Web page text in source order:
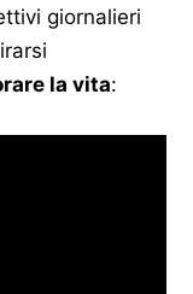
giornalieri
la vita: